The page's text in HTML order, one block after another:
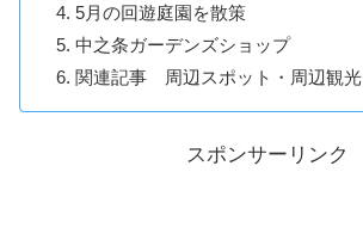
5月の回遊庭園を散策
中之条ガーデンズショップ
関連記事 周辺スポット・周辺観光
スポンサーリンク